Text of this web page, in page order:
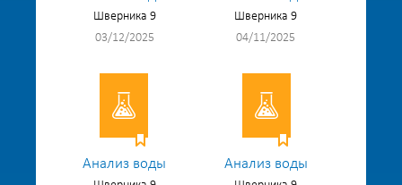
Шверника 9
03/12/2025
Шверника 9
04/11/2025
Анализ воды Анализ воды